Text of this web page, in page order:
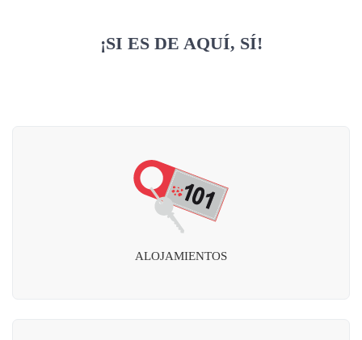
¡SI ES DE AQUÍ, SÍ!
ALOJAMIENTOS